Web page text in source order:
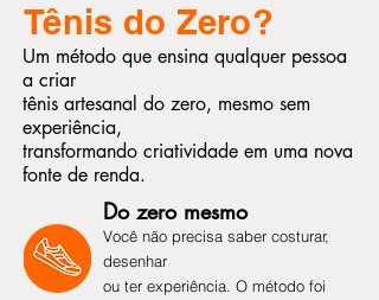
Tênis do Zero?
Um método que ensina qualquer pessoa
a criar
tênis artesanal do zero, mesmo sem
experiência,
transformando criatividade em uma nova
fonte de renda.
Do zero mesmo
Você não precisa saber costurar,
desenhar
ou ter experiência. O método foi